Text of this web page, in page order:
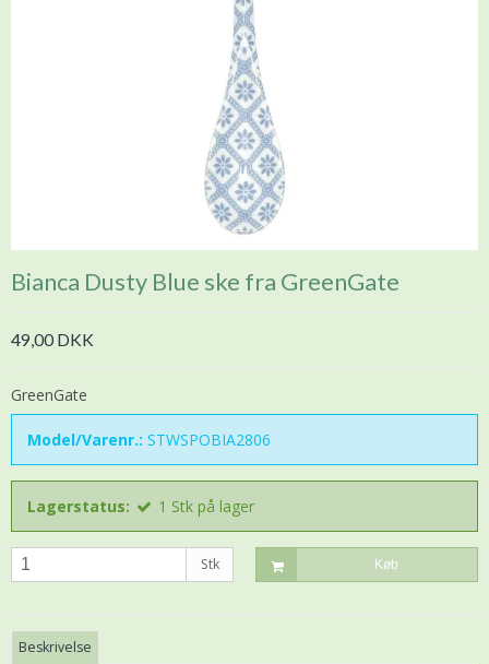
Bianca Dusty Blue ske fra GreenGate
49,00 DKK
GreenGate
Model/Varenr.: STWSPOBIA2806
Lagerstatus: 1 Stk på lager
Stk Køb
Beskrivelse